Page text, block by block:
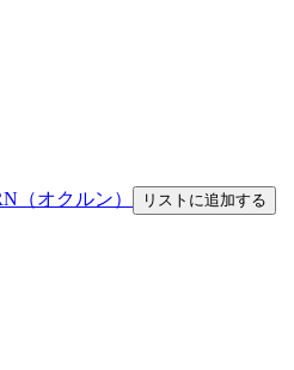
（オクルン） リストに追加する